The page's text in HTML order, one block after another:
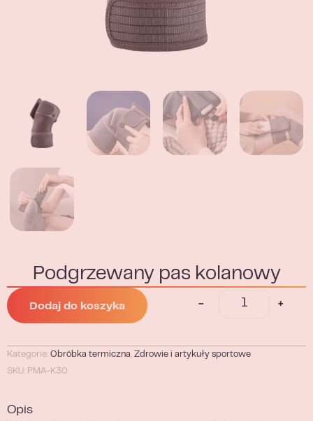
Podgrzewany pas kolanowy
- +
Dodaj do koszyka
Kategorie: Obróbka termiczna, Zdrowie i artykuły sportowe
SKU: PMA-K30
Opis